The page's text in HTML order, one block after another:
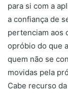
para si com a
a confiança de
pertenciam aos
opróbio do que
quem não se
movidas pela
Cabe recurso